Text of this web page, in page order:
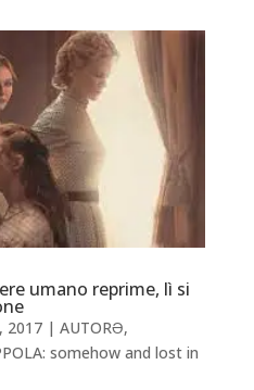
umano reprime, lì si
2017| AUTORƏ,
somehow and lost in